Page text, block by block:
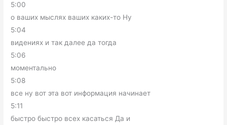
5:00
о ваших мыслях ваших каких-то Ну
5:04
видениях и так далее да тогда
5:06
моментально
5:08
все ну вот эта вот информация начинает
5:11
быстро быстро всех касаться Да и